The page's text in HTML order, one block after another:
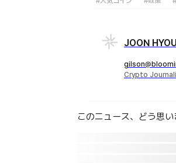
JOON
Crypto
このニュース、どう思い